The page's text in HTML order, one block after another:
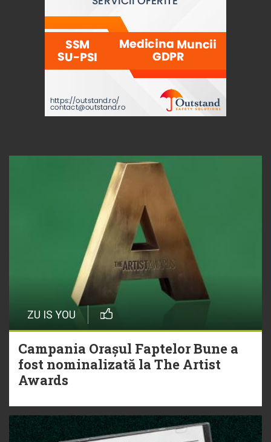
ZU IS YOU
Campania Orașul Faptelor Bune a
fost nominalizată la The Artist
Awards